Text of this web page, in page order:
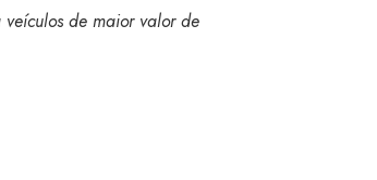
de maior valor de